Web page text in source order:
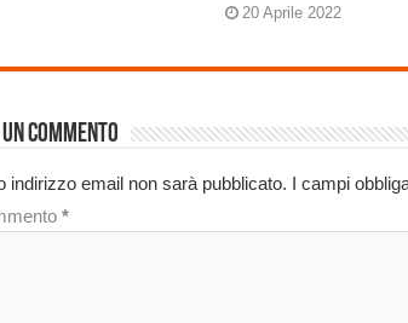
20 Aprile 2022
commento
indirizzo email non sarà pubblicato. I campi
*